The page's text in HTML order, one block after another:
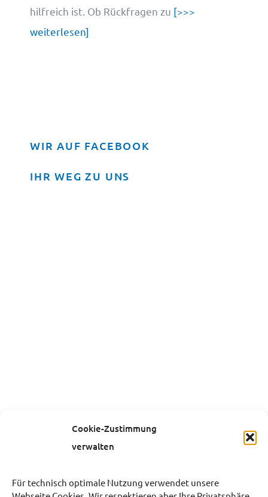
Cookie-Zustimmung
verwalten
Für technisch optimale Nutzung verwendet unsere
hilfreich ist. Ob Rückfragen zu [>>>
weiterlesen]
WIR AUF FACEBOOK
IHR WEG ZU UNS